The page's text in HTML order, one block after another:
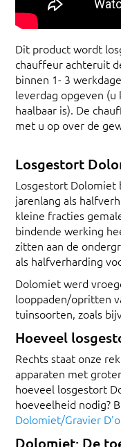
Dit product wordt
chauffeur achteruit
binnen 1- 3
leverdag opgeven
haalbaar is). De
met u op over de
Losgestort
Losgestort Dolomiet
jarenlang als
kleine fracties
bindende werking
zitten aan de
als halfverharding
Dolomiet werd
looppaden/opritten
tuinsoorten, zoals
Hoeveel
Rechts staat onze
apparaten met
hoeveel losgestort
hoeveelheid nodig?
Dolomiet/Gravier
Dolomiet: De